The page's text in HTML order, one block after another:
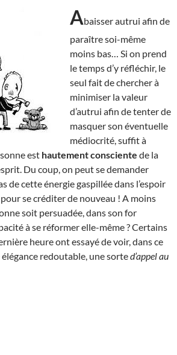
Abaisser autrui afin de
paraître soi-même
moins bas… Si on prend
le temps d’y réfléchir, le
seul fait de chercher à
minimiser la valeur
d’autrui afin de tenter de
masquer son éventuelle
médiocrité, suffit à
est hautement consciente de la
Du coup, on peut se demander
de cette énergie gaspillée dans l’espoir
se créditer de nouveau ! A moins
soit persuadée, dans son for
à se réformer elle-même ? Certains
heure ont essayé de voir, dans ce
redoutable, une sorted’appel au